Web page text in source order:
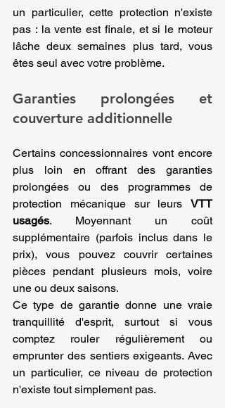
un particulier, cette protection n'existe
pas : la vente est finale, et si le moteur
lâche deux semaines plus tard, vous
êtes seul avec votre problème.
Garanties prolongées et
couverture additionnelle
Certains concessionnaires vont encore
plus loin en offrant des garanties
prolongées ou des programmes de
protection mécanique sur leurs VTT
usagés. Moyennant un coût
supplémentaire (parfois inclus dans le
prix), vous pouvez couvrir certaines
pièces pendant plusieurs mois, voire
une ou deux saisons.
Ce type de garantie donne une vraie
tranquillité d'esprit, surtout si vous
comptez rouler régulièrement ou
emprunter des sentiers exigeants. Avec
un particulier, ce niveau de protection
n'existe tout simplement pas.